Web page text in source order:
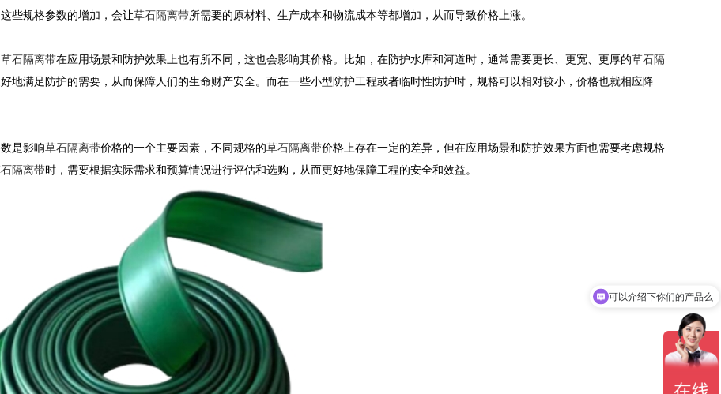
些规格参数的增加，会让草石隔离带所需要的原材料、生产成本和物流成本等都增加，从而导致价格上涨。
草石隔离带在应用场景和防护效果上也有所不同，这也会影响其价格。比如，在防护水库和河道时，通常需要更长、更宽、更厚的草石隔
地满足防护的需要，从而保障人们的生命财产安全。而在一些小型防护工程或者临时性防护时，规格可以相对较小，价格也就相应降
是影响草石隔离带价格的一个主要因素，不同规格的草石隔离带价格上存在一定的差异，但在应用场景和防护效果方面也需要考虑规格
隔离带时，需要根据实际需求和预算情况进行评估和选购，从而更好地保障工程的安全和效益。
可以介绍下你们的产品么